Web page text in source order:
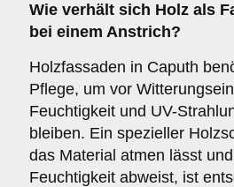
Wie verhält sich Holz als
bei einem Anstrich?
Holzfassaden in Caputh
Pflege, um vor
Feuchtigkeit und UV-
bleiben. Ein spezieller
das Material atmen lässt
Feuchtigkeit abweist, ist